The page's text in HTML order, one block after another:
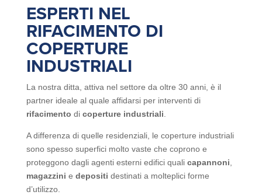
ESPERTI NEL
RIFACIMENTO DI
COPERTURE
INDUSTRIALI
La nostra ditta, attiva nel settore da oltre 30 anni, è il
partner ideale al quale affidarsi per interventi di
rifacimento di coperture industriali
A differenza di quelle residenziali, le coperture industriali
sono spesso superfici molto vaste che coprono e
proteggono dagli agenti esterni edifici quali capannoni
magazzini e depositi destinati a molteplici forme
d’utilizzo.